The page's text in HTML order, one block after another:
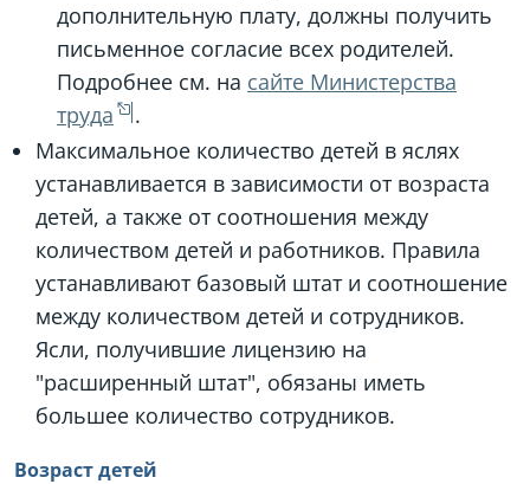
дополнительную плату, должны получить
письменное согласие всех родителей.
Подробнее см. на сайте Министерства
труда
.
Максимальное количество детей в яслях
устанавливается в зависимости от возраста
детей, а также от соотношения между
количеством детей и работников. Правила
устанавливают базовый штат и соотношение
между количеством детей и сотрудников.
Ясли, получившие лицензию на
"расширенный штат", обязаны иметь
большее количество сотрудников.
Возраст детей